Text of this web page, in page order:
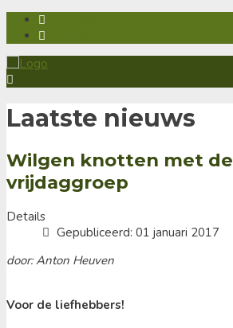
Laatste nieuws
Wilgen knotten met de
vrijdaggroep
Details
Gepubliceerd: 01 januari 2017
door: Anton Heuven
Voor de liefhebbers!